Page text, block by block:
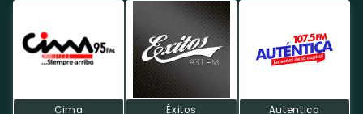
Cima Éxitos Autentica